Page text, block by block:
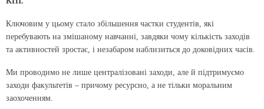
Ключовим у цьому стало збільшення частки студентів, які
перебувають на змішаному навчанні, завдяки чому кількість заходів
та активностей зростає, і незабаром наблизиться до доковідних часів.
Ми проводимо не лише централізовані заходи, але й підтримуємо
заходи факультетів – причому ресурсно, а не тільки моральним
заохоченням.